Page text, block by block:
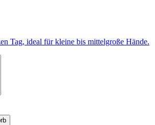
Tag, ideal für kleine bis mittelgroße Hände.